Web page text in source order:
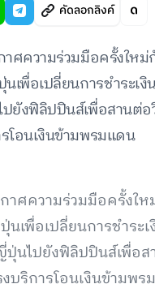
คัดลอกลิงค์
าศความร่วมมือครั้งให
เพื่อเปลี่ยนการชำระเงิ
ยังฟิลิปปินส์เพื่อสานต่
โอนเงินข้ามพรมแดน
าศความร่วมมือครั้งใ
เพื่อเปลี่ยนการชำระเ
ปุ่นไปยังฟิลิปปินส์เพื่อ
บริการโอนเงินข้ามพ